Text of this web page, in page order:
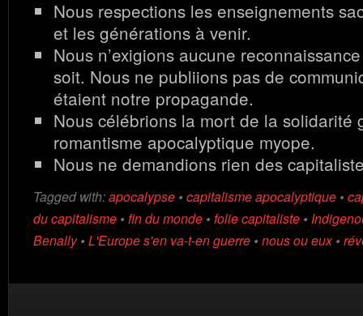
Nous respections les enseignements
et les générations à venir.
Nous n’exigions aucune
soit. Nous ne publiions pas de
étaient notre propagande.
Nous célébrions la mort de la solidarité
romantisme apocalyptique myope.
Nous ne demandions rien des
Tagged with:apocalypse • capitalisme apocalyptique •
du capitalisme • fin du monde • folie capitaliste •
Benally• L'Europe s'en va-t-en guerre • nous ou eux•